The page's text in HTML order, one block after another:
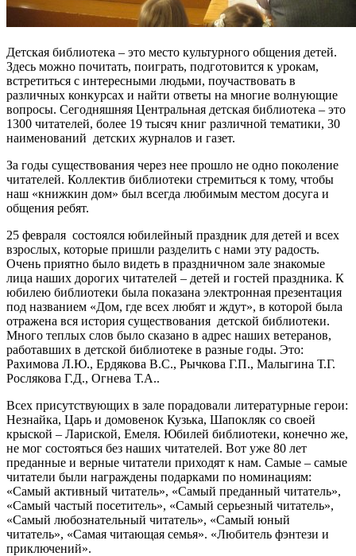
Детская библиотека – это место культурного общения детей.
Здесь можно почитать, поиграть, подготовится к урокам,
встретиться с интересными людьми, поучаствовать в
различных конкурсах и найти ответы на многие волнующие
вопросы. Сегодняшняя Центральная детская библиотека – это
1300 читателей, более 19 тысяч книг различной тематики, 30
наименований детских журналов и газет.
За годы существования через нее прошло не одно поколение
читателей. Коллектив библиотеки стремиться к тому, чтобы
наш «книжкин дом» был всегда любимым местом досуга и
общения ребят.
25 февраля состоялся юбилейный праздник для детей и всех
взрослых, которые пришли разделить с нами эту радость.
Очень приятно было видеть в праздничном зале знакомые
лица наших дорогих читателей – детей и гостей праздника. К
юбилею библиотеки была показана электронная презентация
под названием «Дом, где всех любят и ждут», в которой была
отражена вся история существования детской библиотеки.
Много теплых слов было сказано в адрес наших ветеранов,
работавших в детской библиотеке в разные годы. Это:
Рахимова Л.Ю., Ердякова В.С., Рычкова Г.П., Малыгина Т.Г.
Рослякова Г.Д., Огнева Т.А..
Всех присутствующих в зале порадовали литературные герои:
Незнайка, Царь и домовенок Кузька, Шапокляк со своей
крыской – Лариской, Емеля. Юбилей библиотеки, конечно же,
не мог состояться без наших читателей. Вот уже 80 лет
преданные и верные читатели приходят к нам. Самые – самые
читатели были награждены подарками по номинациям:
«Самый активный читатель», «Самый преданный читатель»,
«Самый частый посетитель», «Самый серьезный читатель»,
«Самый любознательный читатель», «Самый юный
читатель», «Самая читающая семья». «Любитель фэнтези и
приключений».